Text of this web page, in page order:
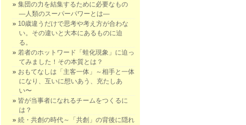
集団の力を結集するために必要なもの
―人類のスーパーパワーとは―
10歳違うだけで思考や考え方が合わな
い。その違いと大本にあるものに迫
る。
若者のホットワード「蛙化現象」に迫っ
てみました！その本質とは？
おもてなしは「主客一体」～相手と一体
になり、互いに想いあう、充たしあ
い〜
皆が当事者になれるチームをつくるに
は？
続・共創の時代～「共創」の背後に隠れ